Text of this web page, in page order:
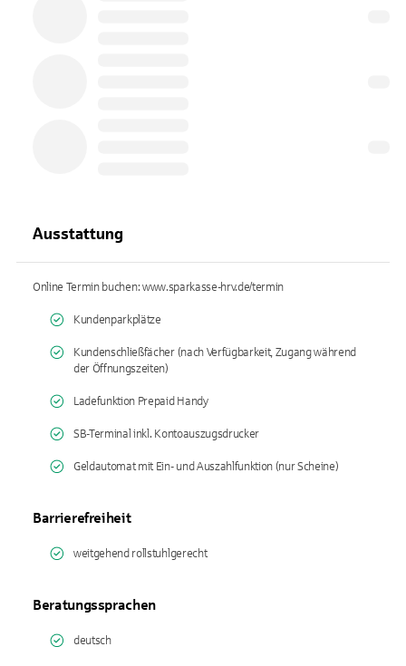
Ausstattung
Online Termin buchen: www.sparkasse-hrv.de/termin
Kundenparkplätze
Kundenschließfächer (nach Verfügbarkeit, Zugang während
der Öffnungszeiten)
Ladefunktion Prepaid Handy
SB-Terminal inkl. Kontoauszugsdrucker
Geldautomat mit Ein- und Auszahlfunktion (nur Scheine)
Barrierefreiheit
weitgehend rollstuhlgerecht
Beratungssprachen
deutsch